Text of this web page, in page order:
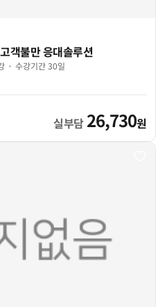
객불만 응대솔루션
수강기간 30일
실부담 26,730원